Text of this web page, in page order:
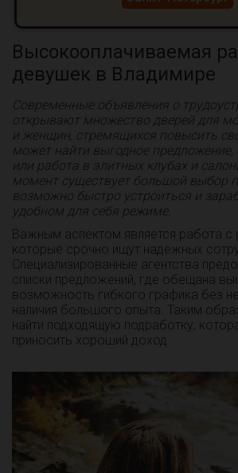
Высокооплачиваемая
девушек в Владимире
Современные объявления о
открывают множество дверей для
и женщин, стремящихся повысить
может найти выгодное предложение,
или работа в элитных клубах и
момент существует большой выбор
возможно быстро устроиться и
удобном для себя режиме.
Важным аспектом является работа с
которые срочно ищут надежных
Специализированные агентства
списки предложений, где обещана
возможность гибкого графика без
наличия большого опыта. Таким
найти подходящую подработку,
приносить хороший доход.